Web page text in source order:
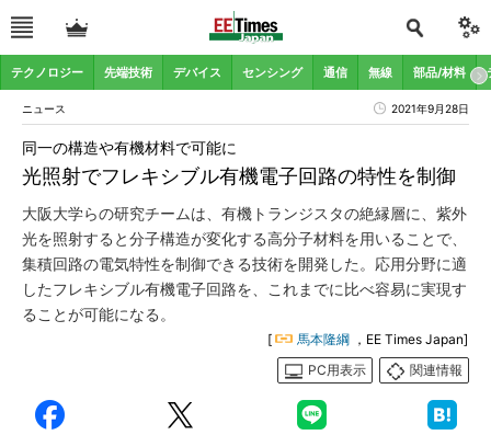
テクノロジー 先端技術 デバイス センシング 通信 無線 部品/材料
ニュース 2021年9月28日
光照射でフレキシブル有機電子回路の特性を制御
同一の構造や有機材料で可能に
大阪大学らの研究チームは、有機トランジスタの絶縁層に、紫外
光を照射すると分子構造が変化する高分子材料を用いることで、
集積回路の電気特性を制御できる技術を開発した。応用分野に適
したフレキシブル有機電子回路を、これまでに比べ容易に実現す
ることが可能になる。
[ 馬本隆綱 ，EE Times Japan]
PC用表示
関連情報